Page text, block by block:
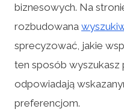
biznesowych. Na
rozbudowana
sprecyzować, jakie
ten sposób wyszukasz
odpowiadają
preferencjom.